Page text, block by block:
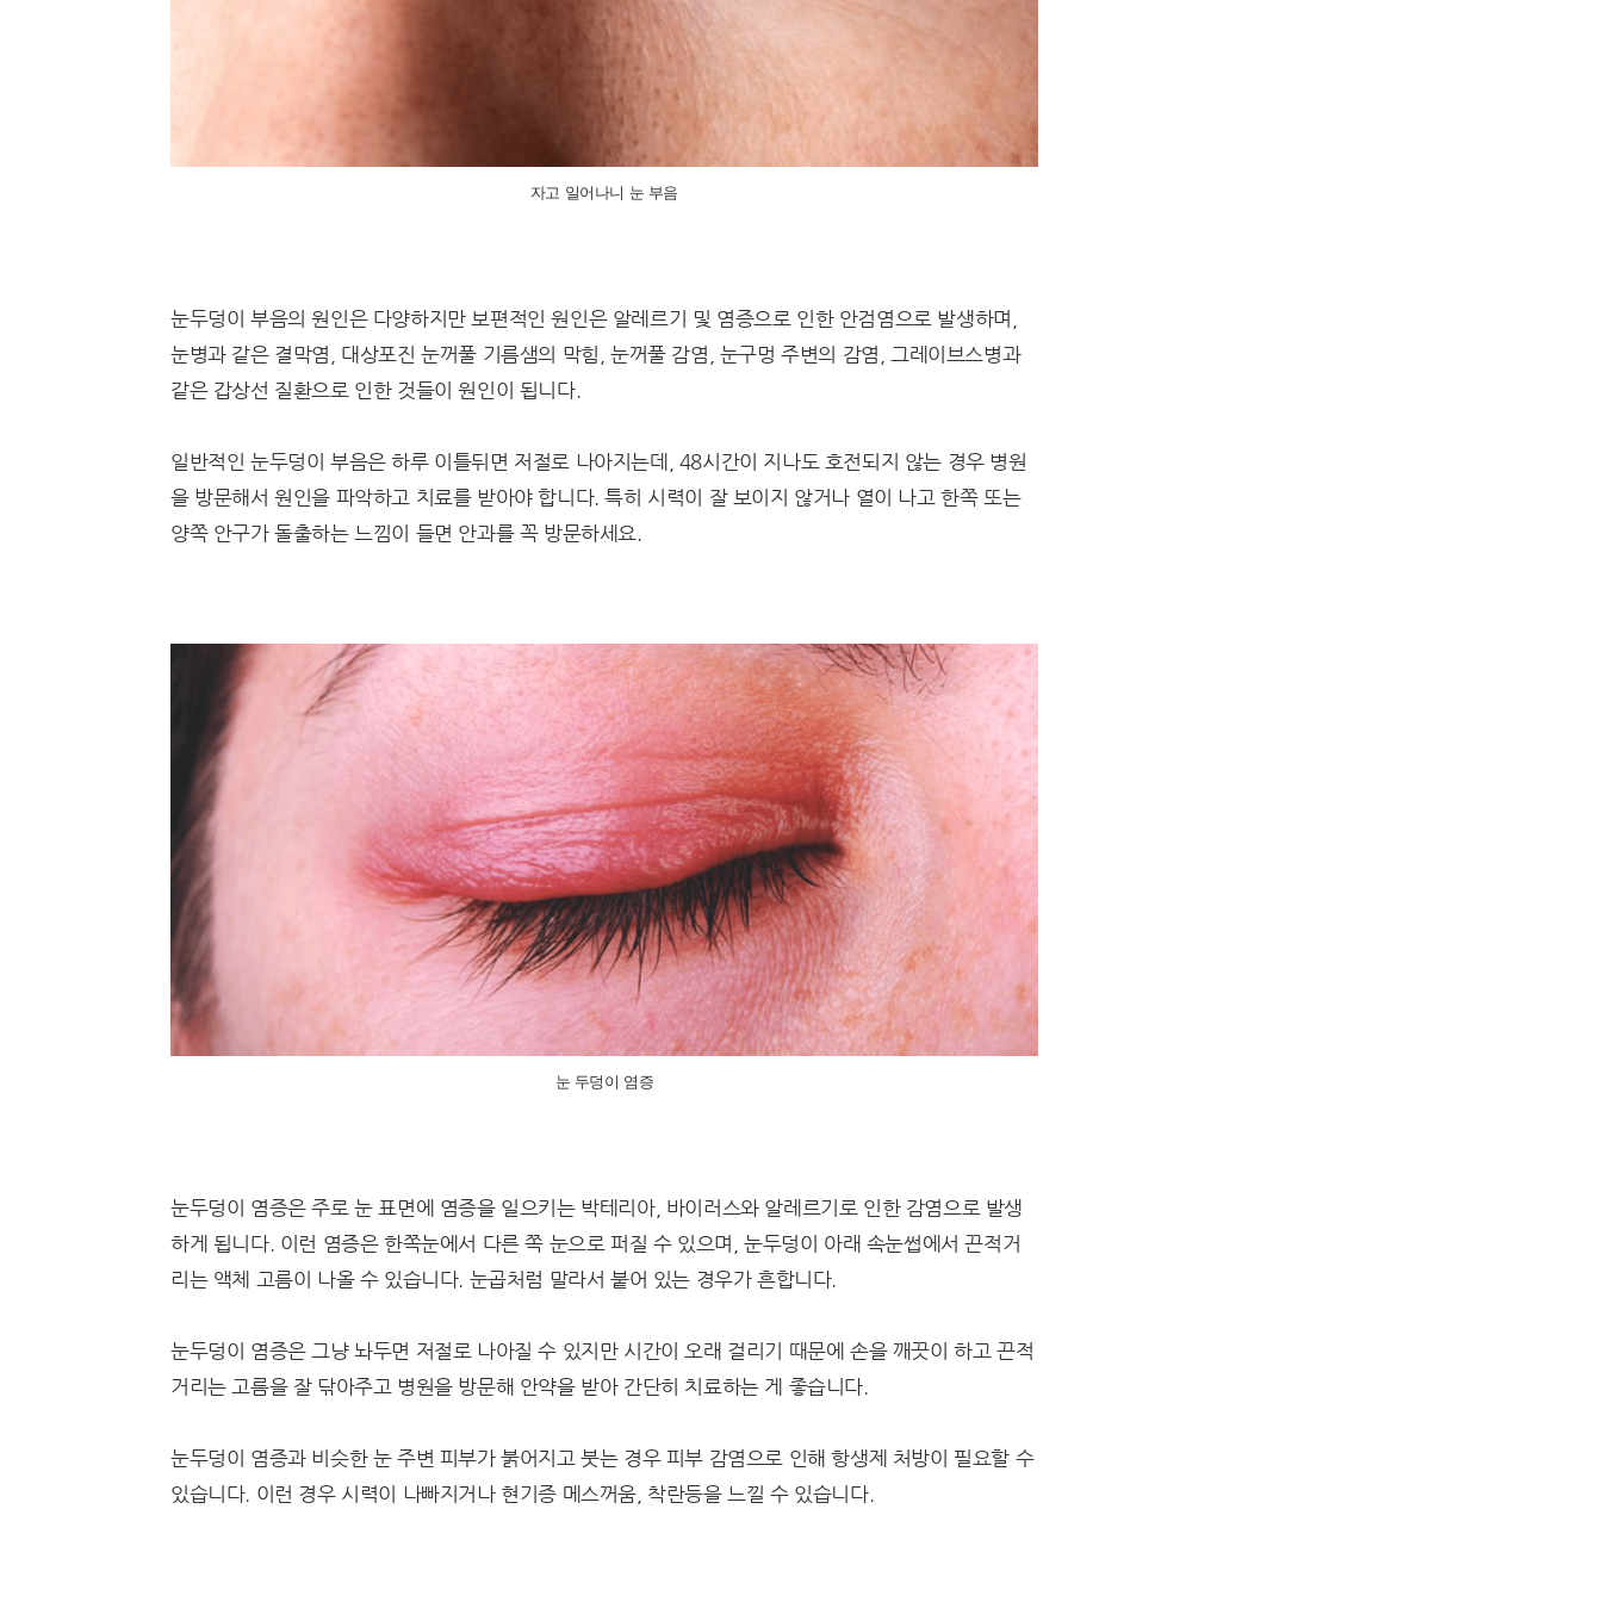
자고 일어나니 눈 부음
눈두덩이 부음의 원인은 다양하지만 보편적인 원인은 알레르기 및 염증으로 인한 안검염으로 발생하며,
눈병과 같은 결막염, 대상포진 눈꺼풀 기름샘의 막힘, 눈꺼풀 감염, 눈구멍 주변의 감염, 그레이브스병과
같은 갑상선 질환으로 인한 것들이 원인이 됩니다.
일반적인 눈두덩이 부음은 하루 이틀뒤면 저절로 나아지는데, 48시간이 지나도 호전되지 않는 경우 병원
을 방문해서 원인을 파악하고 치료를 받아야 합니다. 특히 시력이 잘 보이지 않거나 열이 나고 한쪽 또는
양쪽 안구가 돌출하는 느낌이 들면 안과를 꼭 방문하세요.
눈 두덩이 염증
눈두덩이 염증은 주로 눈 표면에 염증을 일으키는 박테리아, 바이러스와 알레르기로 인한 감염으로 발생
하게 됩니다. 이런 염증은 한쪽눈에서 다른 쪽 눈으로 퍼질 수 있으며, 눈두덩이 아래 속눈썹에서 끈적거
리는 액체 고름이 나올 수 있습니다. 눈곱처럼 말라서 붙어 있는 경우가 흔합니다.
눈두덩이 염증은 그냥 놔두면 저절로 나아질 수 있지만 시간이 오래 걸리기 때문에 손을 깨끗이 하고 끈적
거리는 고름을 잘 닦아주고 병원을 방문해 안약을 받아 간단히 치료하는 게 좋습니다.
눈두덩이 염증과 비슷한 눈 주변 피부가 붉어지고 붓는 경우 피부 감염으로 인해 항생제 처방이 필요할 수
있습니다. 이런 경우 시력이 나빠지거나 현기증 메스꺼움, 착란등을 느낄 수 있습니다.